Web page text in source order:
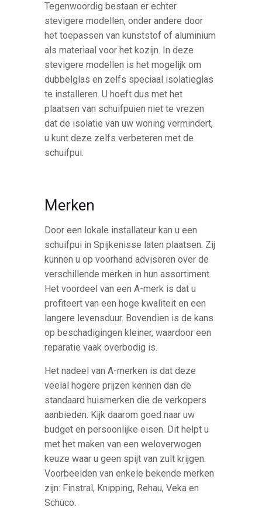
Tegenwoordig bestaan er echter
stevigere modellen, onder andere door
het toepassen van kunststof of aluminium
als materiaal voor het kozijn. In deze
stevigere modellen is het mogelijk om
dubbelglas en zelfs speciaal isolatieglas
te installeren. U hoeft dus met het
plaatsen van schuifpuien niet te vrezen
dat de isolatie van uw woning vermindert,
u kunt deze zelfs verbeteren met de
schuifpui.
Merken
Door een lokale installateur kan u een
schuifpui in Spijkenisse laten plaatsen. Zij
kunnen u op voorhand adviseren over de
verschillende merken in hun assortiment.
Het voordeel van een A-merk is dat u
profiteert van een hoge kwaliteit en een
langere levensduur. Bovendien is de kans
op beschadigingen kleiner, waardoor een
reparatie vaak overbodig is.
Het nadeel van A-merken is dat deze
veelal hogere prijzen kennen dan de
standaard huismerken die de verkopers
aanbieden. Kijk daarom goed naar uw
budget en persoonlijke eisen. Dit helpt u
met het maken van een weloverwogen
keuze waar u geen spijt van zult krijgen.
Voorbeelden van enkele bekende merken
zijn: Finstral, Knipping, Rehau, Veka en
Schüco.